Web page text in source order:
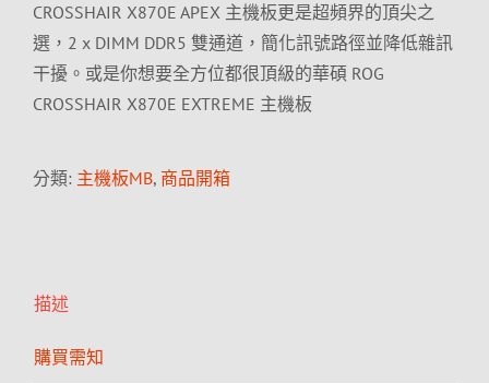
CROSSHAIR X870E APEX 主機板更是超頻界的頂尖之
選，2 x DIMM DDR5 雙通道，簡化訊號路徑並降低雜訊
干擾。或是你想要全方位都很頂級的華碩 ROG
CROSSHAIR X870E EXTREME 主機板
分類: 主機板MB, 商品開箱
描述
購買需知